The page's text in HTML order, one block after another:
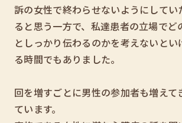
訴の女性で終わらせないようにしてい
ると思う一方で、私達患者の立場でど
としっかり伝わるのかを考えないとい
る時間でもありました。
回を増すごとに男性の参加者も増えて
ています。